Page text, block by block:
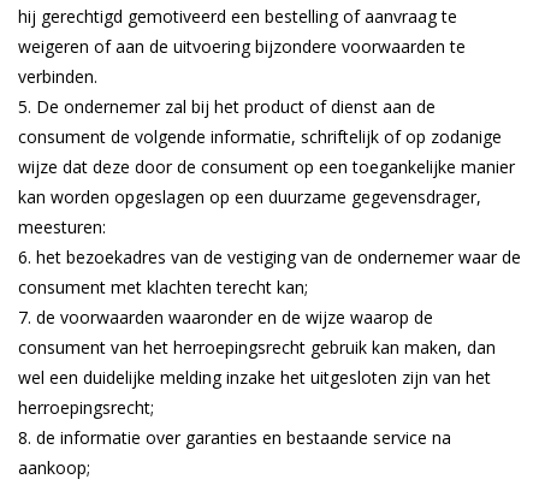
hij gerechtigd gemotiveerd een bestelling of aanvraag te
weigeren of aan de uitvoering bijzondere voorwaarden te
verbinden.
De ondernemer zal bij het product of dienst aan de
consument de volgende informatie, schriftelijk of op zodanige
wijze dat deze door de consument op een toegankelijke manier
kan worden opgeslagen op een duurzame gegevensdrager,
meesturen:
het bezoekadres van de vestiging van de ondernemer waar de
consument met klachten terecht kan;
de voorwaarden waaronder en de wijze waarop de
consument van het herroepingsrecht gebruik kan maken, dan
wel een duidelijke melding inzake het uitgesloten zijn van het
herroepingsrecht;
de informatie over garanties en bestaande service na
aankoop;